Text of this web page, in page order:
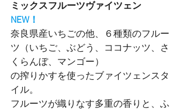
ミックスフルーツヴァイツェン
NEW！
奈良県産いちごの他、６種類のフルー
ツ（いちご、ぶどう、ココナッツ、さ
くらんぼ、マンゴー）
の搾りかすを使ったブァイツェンスタ
イル。
フルーツが織りなす多重の香りと、ふ